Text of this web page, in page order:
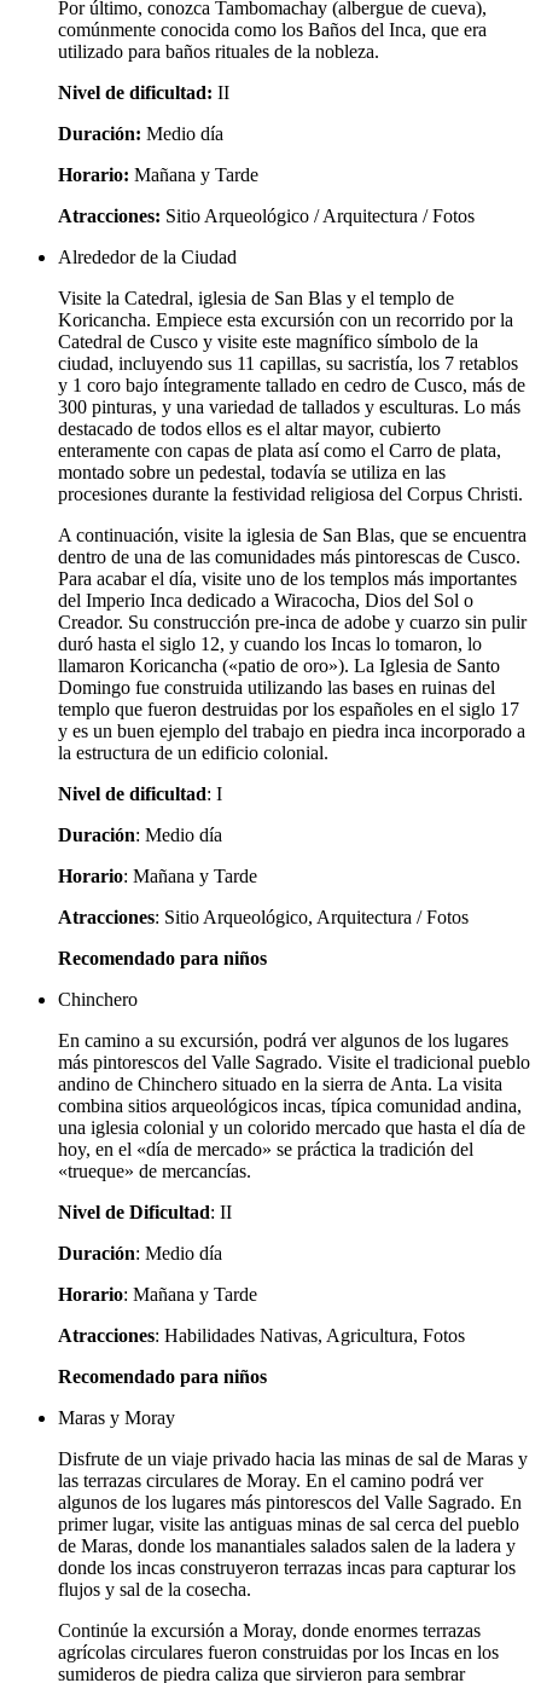
Por último, conozca Tambomachay (albergue de cueva),
comúnmente conocida como los Baños del Inca, que era
utilizado para baños rituales de la nobleza.
Nivel de dificultad: II
Duración: Medio día
Horario: Mañana y Tarde
Atracciones: Sitio Arqueológico / Arquitectura / Fotos
Alrededor de la Ciudad
Visite la Catedral, iglesia de San Blas y el templo de
Koricancha. Empiece esta excursión con un recorrido por la
Catedral de Cusco y visite este magnífico símbolo de la
ciudad, incluyendo sus 11 capillas, su sacristía, los 7 retablos
y 1 coro bajo íntegramente tallado en cedro de Cusco, más de
300 pinturas, y una variedad de tallados y esculturas. Lo más
destacado de todos ellos es el altar mayor, cubierto
enteramente con capas de plata así como el Carro de plata,
montado sobre un pedestal, todavía se utiliza en las
procesiones durante la festividad religiosa del Corpus Christi.
A continuación, visite la iglesia de San Blas, que se encuentra
dentro de una de las comunidades más pintorescas de Cusco.
Para acabar el día, visite uno de los templos más importantes
del Imperio Inca dedicado a Wiracocha, Dios del Sol o
Creador. Su construcción pre-inca de adobe y cuarzo sin pulir
duró hasta el siglo 12, y cuando los Incas lo tomaron, lo
llamaron Koricancha («patio de oro»). La Iglesia de Santo
Domingo fue construida utilizando las bases en ruinas del
templo que fueron destruidas por los españoles en el siglo 17
y es un buen ejemplo del trabajo en piedra inca incorporado a
la estructura de un edificio colonial.
Nivel de dificultad: I
Duración: Medio día
Horario: Mañana y Tarde
Atracciones: Sitio Arqueológico, Arquitectura / Fotos
Recomendado para niños
Chinchero
En camino a su excursión, podrá ver algunos de los lugares
más pintorescos del Valle Sagrado. Visite el tradicional pueblo
andino de Chinchero situado en la sierra de Anta. La visita
combina sitios arqueológicos incas, típica comunidad andina,
una iglesia colonial y un colorido mercado que hasta el día de
hoy, en el «día de mercado» se práctica la tradición del
«trueque» de mercancías.
Nivel de Dificultad: II
Duración: Medio día
Horario: Mañana y Tarde
Atracciones: Habilidades Nativas, Agricultura, Fotos
Recomendado para niños
Maras y Moray
Disfrute de un viaje privado hacia las minas de sal de Maras y
las terrazas circulares de Moray. En el camino podrá ver
algunos de los lugares más pintorescos del Valle Sagrado. En
primer lugar, visite las antiguas minas de sal cerca del pueblo
de Maras, donde los manantiales salados salen de la ladera y
donde los incas construyeron terrazas incas para capturar los
flujos y sal de la cosecha.
Continúe la excursión a Moray, donde enormes terrazas
agrícolas circulares fueron construidas por los Incas en los
sumideros de piedra caliza que sirvieron para sembrar